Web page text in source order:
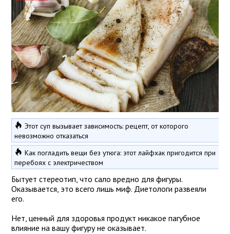
Этот суп вызывает зависимость: рецепт, от которого
невозможно отказаться
Как погладить вещи без утюга: этот лайфхак пригодится при
перебоях с электричеством
Бытует стереотип, что сало вредно для фигуры.
Оказывается, это всего лишь миф. Диетологи развеяли
его.
Нет, ценный для здоровья продукт никакое пагубное
влияние на вашу фигуру не оказывает.